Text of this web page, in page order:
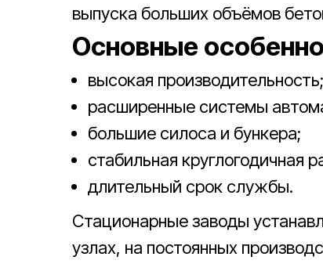
выпуска больших объёмов
Основные
высокая производительность;
расширенные системы
большие силоса и бункера;
стабильная круглогодичная
длительный срок службы.
Стационарные заводы
узлах, на постоянных